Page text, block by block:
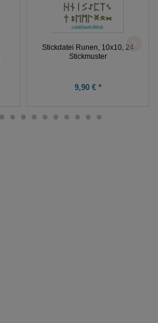
Stickdatei Runen, 10x10, 24
Stickmuster
9,90 € *